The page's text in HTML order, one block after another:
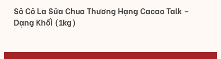
Sô Cô La Sữa Chua Thương Hạng Cacao Talk –
Dạng Khối (1kg)